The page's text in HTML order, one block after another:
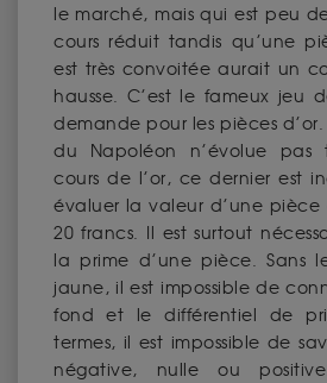
le marché, mais qui est peu
cours réduit tandis qu’une
est très convoitée aurait un
hausse. C’est le fameux jeu
demande pour les pièces
du Napoléon n’évolue pas
cours de l’or, ce dernier est
évaluer la valeur d’une pièce
20 francs. Il est surtout
la prime d’une pièce. Sans
jaune, il est impossible de
fond et le différentiel de
termes, il est impossible de
négative, nulle ou